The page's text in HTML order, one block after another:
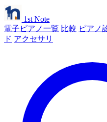
1st Note
電子ピアノ一覧 比較 ピアノ
ド アクセサリ